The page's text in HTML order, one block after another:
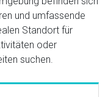
und umfassende
Standort für
oder
suchen.